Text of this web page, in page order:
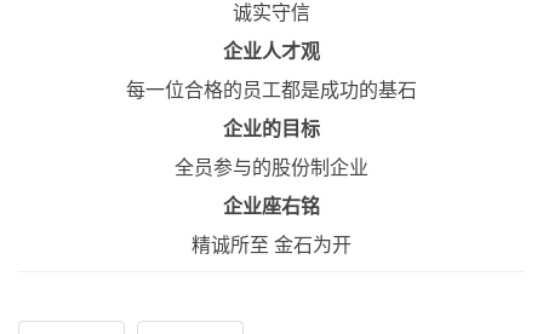
诚实守信
企业人才观
每一位合格的员工都是成功的基石
企业的目标
全员参与的股份制企业
企业座右铭
精诚所至 金石为开